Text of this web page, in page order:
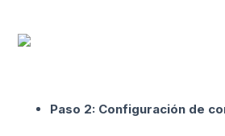
Paso 2: Configuración de